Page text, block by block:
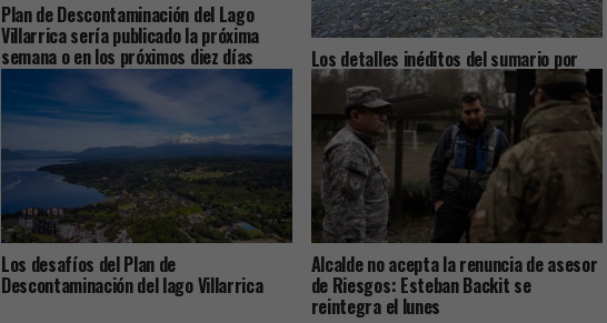
Plan de Descontaminación del Lago
Villarrica sería publicado la próxima
semana o en los próximos diez días Los detalles inéditos del sumario por
Caso Sobresueldos: ex-Administrador y
asesor financiero del alcalde dicen que
las remuneraciones fueron pactadas
con el jefe comunal
Los desafíos del Plan de
Descontaminación del lago Villarrica
Alcalde no acepta la renuncia de asesor
de Riesgos: Esteban Backit se
reintegra el lunes